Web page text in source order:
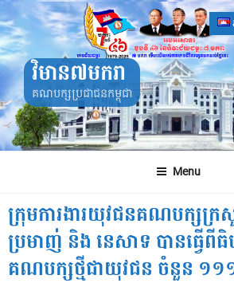
Skip
to
content
វិមាន៧មករា
គណបក្សប្រជាជនកម្ពុជា
Menu
ក្រុមការងារយុវជនគណបក្សក្រសួ
ប្រមាញ់ និង នេសាទ បានធើ្វ
គណបក្សថ្មីជាយុវជន ចំនួន ១១